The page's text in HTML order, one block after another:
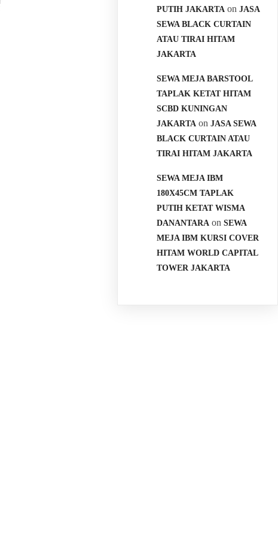
PUTIH JAKARTA onJASA
SEWA BLACK CURTAIN
ATAU TIRAI HITAM
JAKARTA
SEWA MEJA BARSTOOL
TAPLAK KETAT HITAM
SCBD KUNINGAN
JAKARTA onJASA SEWA
BLACK CURTAIN ATAU
TIRAI HITAM JAKARTA
SEWA MEJA IBM
180X45CM TAPLAK
PUTIH KETAT WISMA
DANANTARA onSEWA
MEJA IBM KURSI COVER
HITAM WORLD CAPITAL
TOWER JAKARTA